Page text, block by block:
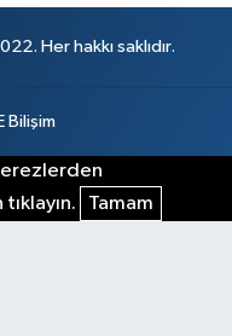
Her hakkı saklıdır.
Bilişim
Tamam